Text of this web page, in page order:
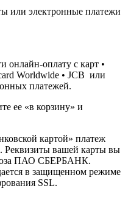
или электронные платежи
онлайн-оплату с карт •
Worldwide • JCB или
платежей.
ее «в корзину» и
картой» платеж
вашей карты вы
ПАО СБЕРБАНК.
в защищенном режиме
SSL.